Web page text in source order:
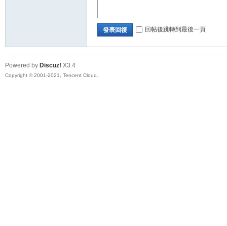
發表回復 回帖後跳轉到最後一頁
Powered by Discuz! X3.4
Copyright © 2001-2021, Tencent Cloud.